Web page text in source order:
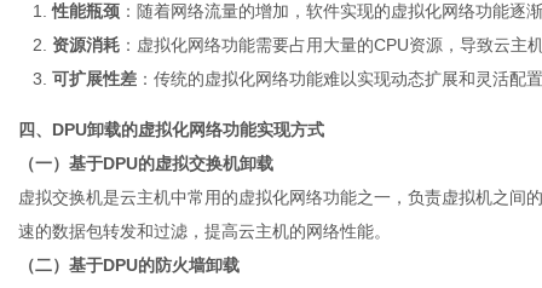
性能瓶颈 ：随着网络流量的增加，软件实现的虚拟化网络功能
资源消耗 ：虚拟化网络功能需要占用大量的CPU资源，导致云主
可扩展性差 ：传统的虚拟化网络功能难以实现动态扩展和灵活配
四、DPU卸载的虚拟化网络功能实现方式
（一）基于DPU的虚拟交换机卸载
虚拟交换机是云主机中常用的虚拟化网络功能之一，负责虚拟机之间
速的数据包转发和过滤，提高云主机的网络性能。
（二）基于DPU的防火墙卸载